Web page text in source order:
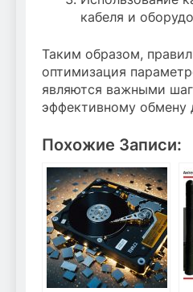
кабеля и
Таким образом,
оптимизация
являются важными
эффективному обмену
Похожие Записи: